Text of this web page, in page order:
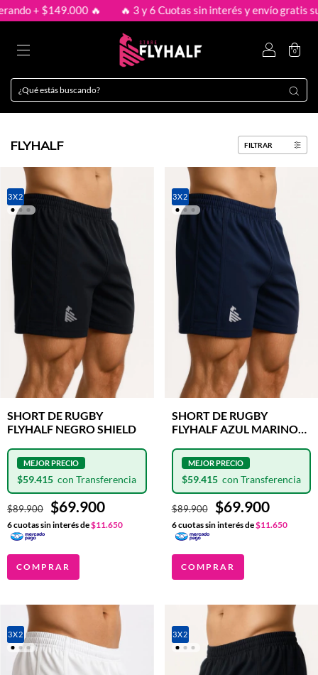
🔥 3 y 6 Cuotas sin interés y envío gratis superando +
0
FLYHALF FILTRAR
3X2
SHORT DE RUGBY
FLYHALF NEGRO SHIELD
$89.900 $69.900
$59.415
6cuotas sin interés de$11.650
COMPRAR
3X2
SHORT DE RUGBY
FLYHALF AZUL MARINO
$89.900 $69.900
$59.415
6cuotas sin interés de$11.650
COMPRAR
3X2 3X2